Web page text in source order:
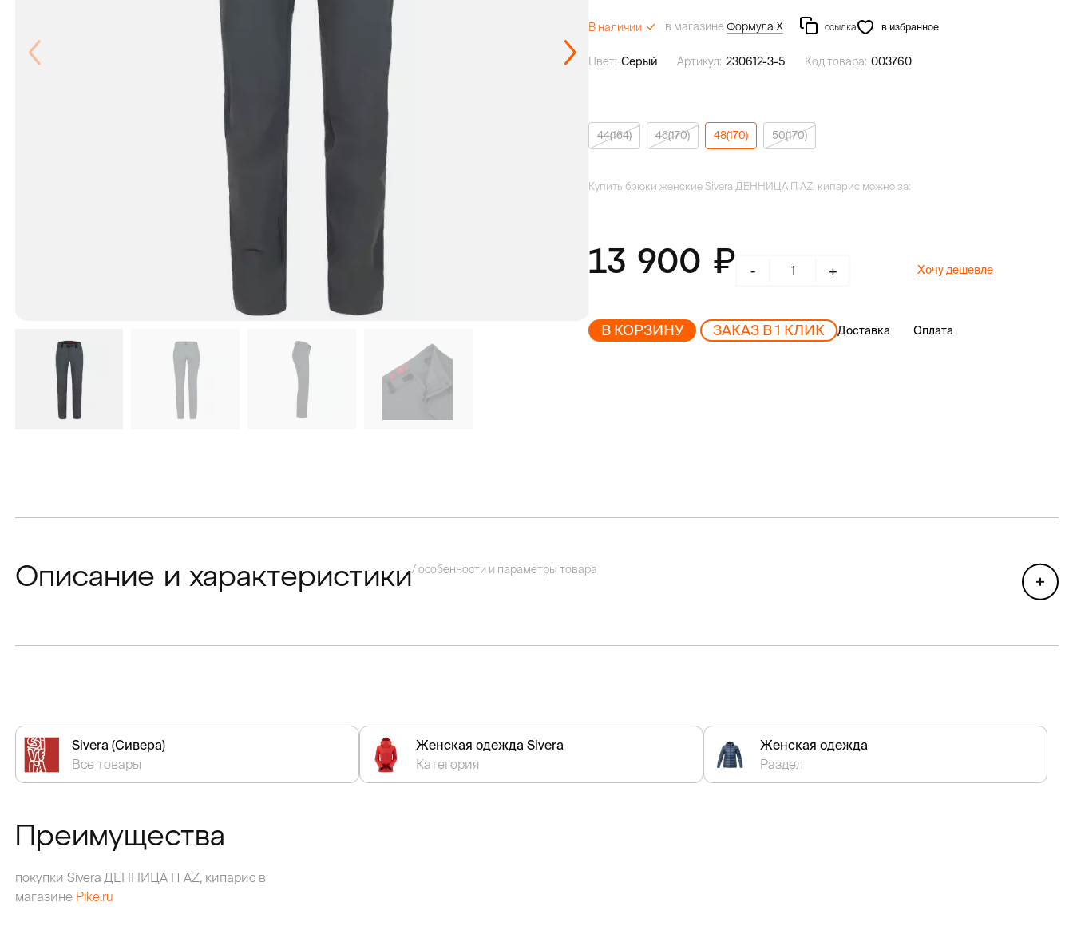
В наличии в магазинеФормула Х ссылка в избранное
Цвет: Серый Артикул: 230612-3-5 Код товара: 003760
44(164) 46(170) 48(170) 50(170)
Купить брюки женские Sivera ДЕННИЦА П AZ, кипарис можно за:
13 900 - + Хочу дешевле
В КОРЗИНУ ЗАКАЗ В 1 КЛИК Доставка Оплата
Описание и характеристики/ особенности и параметры товара
Sivera (Сивера)
Все товары
Женская одежда Sivera
Категория
Женская одежда
Раздел
Преимущества
покупки Sivera ДЕННИЦА П AZ, кипарис в
магазине Pike.ru